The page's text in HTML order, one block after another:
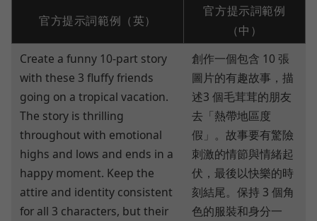
官方提示詞範例（英）
官方提示詞範例
（中）
Create a funny 10-part story
with these 3 fluffy friends
going on a tropical vacation.
The story is thrilling
throughout with emotional
highs and lows and ends in a
happy moment. Keep the
attire and identity consistent
for all 3 characters, but their
創作一個包含 10 張
圖片的有趣故事，描
述3 個毛茸茸的朋友
去「熱帶地區度
假」。故事要有驚險
刺激的情節與情緒起
伏，最後以快樂的時
刻結尾。保持 3 個角
色的服裝和身分一